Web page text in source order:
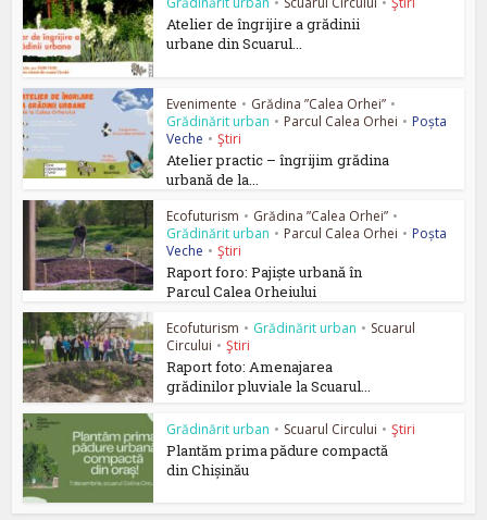
Atelier de îngrijire a grădinii
urbane din Scuarul...
Evenimente • Grădina ”Calea Orhei” •
Grădinărit urban • Parcul Calea Orhei • Poșta
Veche • Ştiri
Atelier practic – îngrijim grădina
urbană de la...
Ecofuturism • Grădina ”Calea Orhei” •
Grădinărit urban • Parcul Calea Orhei • Poșta
Veche • Ştiri
Raport foro: Pajiște urbană în
Parcul Calea Orheiului
Ecofuturism • Grădinărit urban • Scuarul
Circului • Ştiri
Raport foto: Amenajarea
grădinilor pluviale la Scuarul...
Grădinărit urban • Scuarul Circului • Ştiri
Plantăm prima pădure compactă
din Chișinău